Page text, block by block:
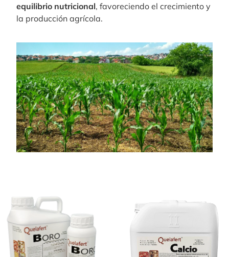
equilibrio nutricional, favoreciendo el crecimiento y
la producción agrícola.